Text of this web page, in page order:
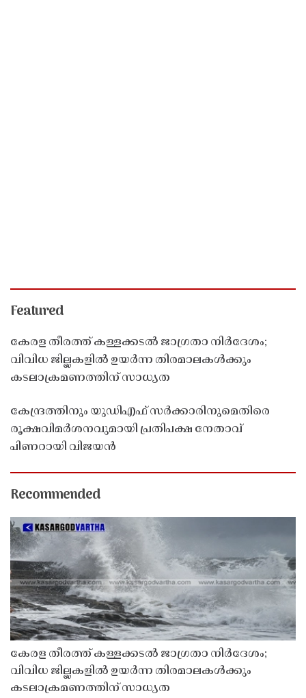
Featured
കേരള തീരത്ത് കള്ളക്കടൽ ജാഗ്രതാ നിർദേശം;
വിവിധ ജില്ലകളിൽ ഉയർന്ന തിരമാലകൾക്കും
കടലാക്രമണത്തിന് സാധ്യത
കേന്ദ്രത്തിനും യുഡിഎഫ് സർക്കാരിനുമെതിരെ
രൂക്ഷവിമർശനവുമായി പ്രതിപക്ഷ നേതാവ്
പിണറായി വിജയൻ
Recommended
കേരള തീരത്ത് കള്ളക്കടൽ ജാഗ്രതാ നിർദേശം;
വിവിധ ജില്ലകളിൽ ഉയർന്ന തിരമാലകൾക്കും
കടലാക്രമണത്തിന് സാധ്യത